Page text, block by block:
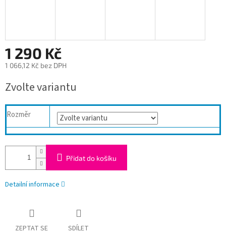
1 290 Kč
1 066,12 Kč bez DPH
cena:
Zvolte variantu
Rozměr
Přidat do košíku
Detailní informace
ZEPTAT SE SDÍLET